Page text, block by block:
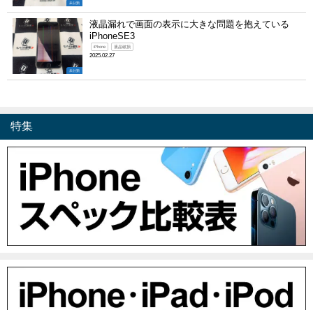
未分類
未分類
液晶漏れで画面の表示に大きな問題を抱えている
iPhoneSE3
iPhone 液晶破損
2025.02.27
特集